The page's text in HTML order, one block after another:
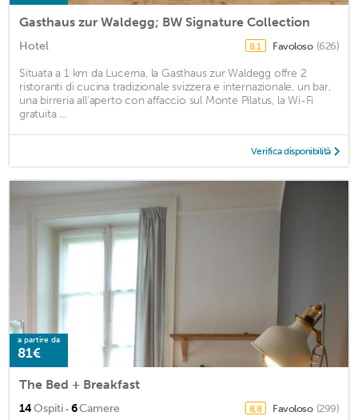
Gasthaus zur Waldegg; BW Signature Collection
Hotel 8,1 Favoloso (626)
Situata a 1 km da Lucerna, la Gasthaus zur Waldegg offre 2
ristoranti di cucina tradizionale svizzera e internazionale, un bar,
una birreria all'aperto con affaccio sul Monte Pilatus, la Wi-Fi
gratuita ...
Verifica disponibilità
a partire da
81€
The Bed + Breakfast
14Ospiti · 6Camere 8,8 Favoloso (299)